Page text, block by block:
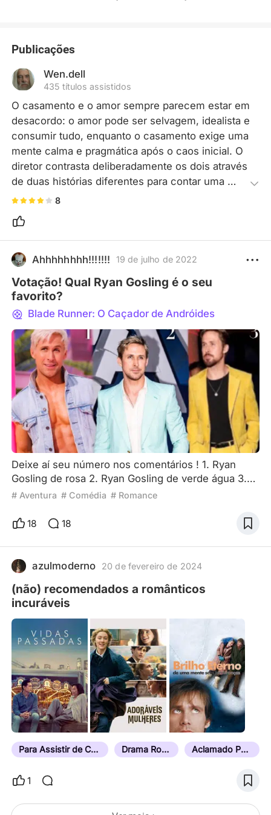
Publicações
Wen.dell
435 títulos assistidos
O casamento e o amor sempre parecem estar em
desacordo: o amor pode ser selvagem, idealista e
consumir tudo, enquanto o casamento exige uma
mente calma e pragmática após o caos inicial. O
diretor contrasta deliberadamente os dois através
de duas histórias diferentes para contar uma
história comovente de inevitabilidade e
8
Ahhhhhhhh!!!!!!! 19 de julho de 2022
Votação! Qual Ryan Gosling é o seu
favorito?
Blade Runner: O Caçador de Andróides
Deixe aí seu número nos comentários ! 1. Ryan
Gosling de rosa 2. Ryan Gosling de verde água 3.
Ryan Gosling de amarelo 4. Ryan Gosling de férias
Ryan Gosling contando dinheiro Deixe aí seu
# Aventura # Comédia # Romance
18 18
azulmoderno 20 de fevereiro de 2024
(não) recomendados a românticos
incuráveis
Para Assistir de Coração Partido Drama Romântico Aclamado Pela Crítica
1